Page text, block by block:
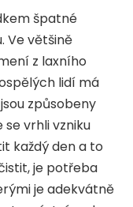
špatné
Ve většině
z laxního
lidí má
způsobeny
vrhli vzniku
každý den a to
je potřeba
je adekvátně